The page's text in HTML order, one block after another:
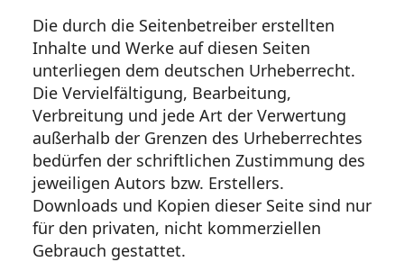
Die durch die Seitenbetreiber erstellten
Inhalte und Werke auf diesen Seiten
unterliegen dem deutschen Urheberrecht.
Die Vervielfältigung, Bearbeitung,
Verbreitung und jede Art der Verwertung
außerhalb der Grenzen des Urheberrechtes
bedürfen der schriftlichen Zustimmung des
jeweiligen Autors bzw. Erstellers.
Downloads und Kopien dieser Seite sind nur
für den privaten, nicht kommerziellen
Gebrauch gestattet.